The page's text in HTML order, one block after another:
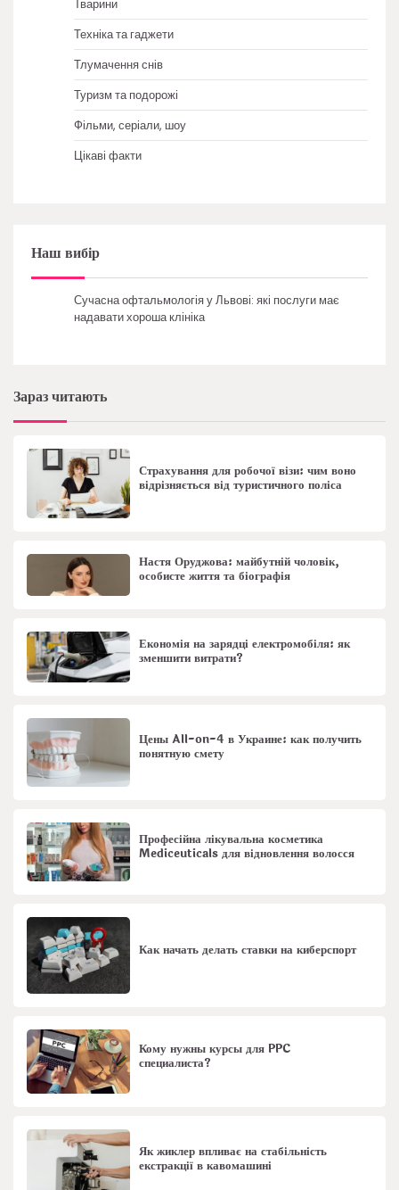
Тварини
Техніка та гаджети
Тлумачення снів
Туризм та подорожі
Фільми, серіали, шоу
Цікаві факти
Наш вибір
Сучасна офтальмологія у Львові: які послуги має
надавати хороша клініка
Зараз читають
Страхування для робочої візи: чим воно
відрізняється від туристичного поліса
Настя Оруджова: майбутній чоловік,
особисте життя та біографія
Економія на зарядці електромобіля: як
зменшити витрати?
Цены All-on-4 в Украине: как получить
понятную смету
Професійна лікувальна косметика
Mediceuticals для відновлення волосся
Как начать делать ставки на киберспорт
Кому нужны курсы для PPC
специалиста?
Як жиклер впливає на стабільність
екстракції в кавомашині